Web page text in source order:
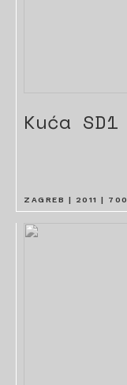
Kuća SD1
ZAGREB | 2011 | 700